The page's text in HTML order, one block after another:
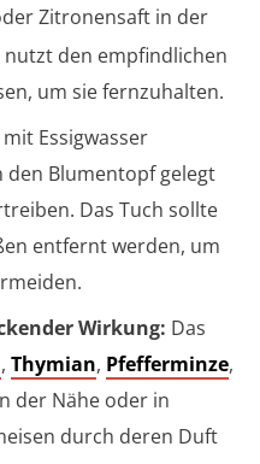
Zitronensaft in der
den empfindlichen
um sie fernzuhalten.
mit Essigwasser
den Blumentopf gelegt
Das Tuch sollte
entfernt werden, um
Wirkung: Das
, Thymian, Pfefferminze,
der Nähe oder in
durch deren Duft